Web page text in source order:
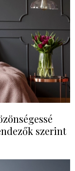
szerint